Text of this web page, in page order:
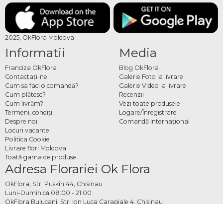
2025, OkFlora Moldova
Informatii
Franciza OkFlora
Contactaţi-ne
Cum sa faci o comandă?
Cum plătesc?
Cum livrăm?
Termeni, condiţii
Despre noi
Locuri vacante
Politica Cookie
Livrare flori Moldova
Toată gama de produse
Media
Blog OkFlora
Galerie Foto la livrare
Galerie Video la livrare
Recenzii
Vezi toate produsele
Logare/Înregistrare
Comandă Internațional
Adresa Florariei Ok Flora
OkFlora, Str. Puskin 44, Chisinau
Luni-Duminică 08:00 - 21:00
OkFlora Buiucani, Str. Ion Luca Caragiale 4, Chisinau